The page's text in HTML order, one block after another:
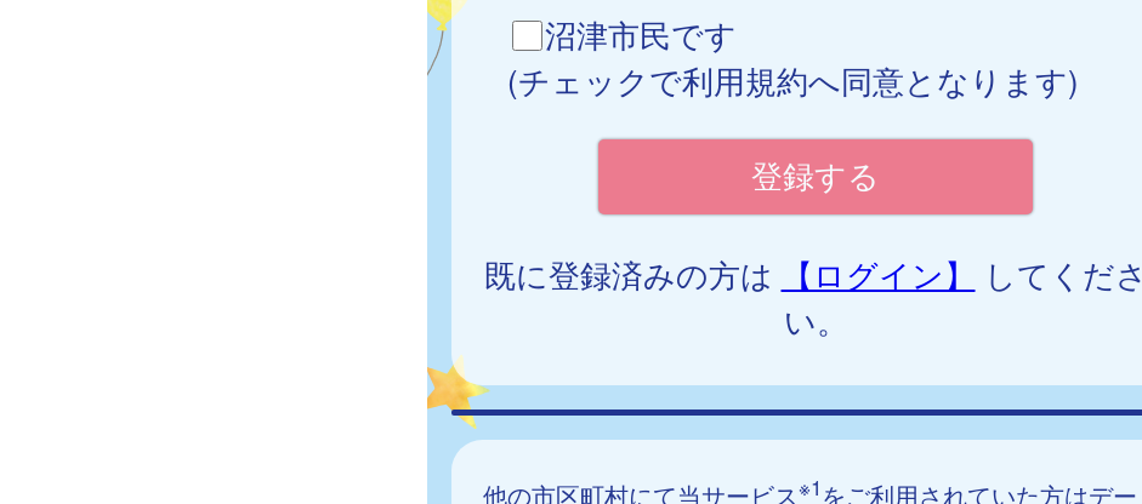
沼津市民です
(チェックで利用規約へ同意となります)
既に登録済みの方は 【ログイン】
してくださ
い。
他の市区町村にて当サービス※1 をご利用されていた方はデー